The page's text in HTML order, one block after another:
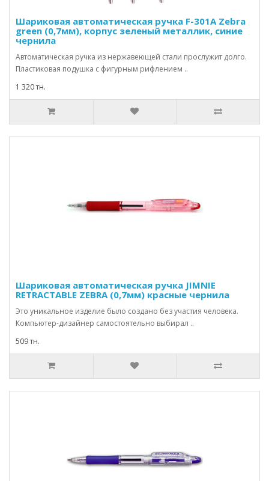
Шариковая автоматическая ручка F-301А Zebra
green (0,7мм), корпус зеленый металлик, синие
чернила
Автоматическая ручка из нержавеющей стали прослужит долго.
Пластиковая подушка с фигурным рифлением ..
1 320 тн.
Шариковая автоматическая ручка JIMNIE
RETRACTABLE ZEBRA (0,7мм) красные чернила
Это уникальное изделие было создано без участия человека.
Компьютер-дизайнер самостоятельно выбирал ..
509 тн.